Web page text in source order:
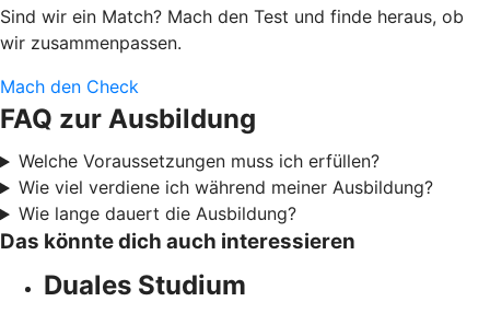
Sind wir ein Match? Mach den Test und finde heraus, ob
wir zusammenpassen.
Mach den Check
FAQ zur Ausbildung
Welche Voraussetzungen muss ich erfüllen?
Wie viel verdiene ich während meiner Ausbildung?
Wie lange dauert die Ausbildung?
Das könnte dich auch interessieren
Duales Studium